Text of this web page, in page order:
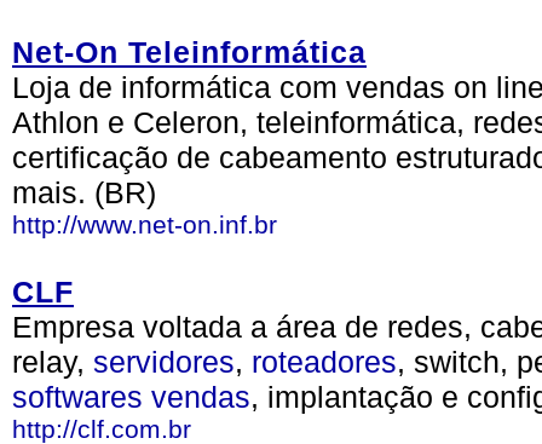
Net-On Teleinformática
Loja de informática com vendas on
Athlon e Celeron, teleinformática,
certificação de cabeamento
mais. (BR)
http://www.net-on.inf.br
CLF
Empresa voltada a área de redes,
relay, servidores, roteadores, switch,
softwares vendas, implantação e
http://clf.com.br